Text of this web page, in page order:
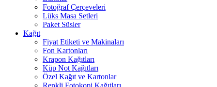
Fotoğraf Çerçeveleri
Lüks Masa Setleri
Paket Süsler
Kağıt
Fiyat Etiketi ve Makinaları
Fon Kartonları
Krapon Kağıtları
Küp Not Kağıtları
Özel Kağıt ve Kartonlar
Renkli Fotokopi Kağıtları